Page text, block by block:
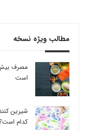
مطالب ویژه نسخه
است
شیرین
کدام است؟